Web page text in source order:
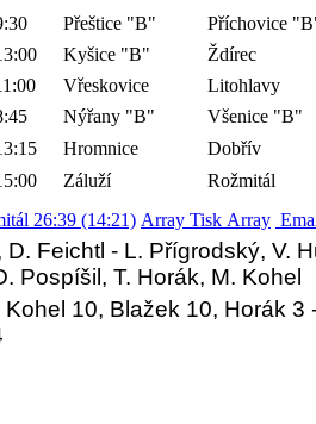
Přeštice "B"
Příchovice
Kyšice "B"
Ždírec
Vřeskovice
Litohlavy
Nýřany "B"
Všenice "B"
Hromnice
Dobřív
Záluží
Rožmitál
26:39 (14:21) Array Tisk Array
D. Feichtl - L. Přígrodský, V.
Pospíšil, T. Horák, M. Kohel
Kohel 10, Blažek 10, Horák 3